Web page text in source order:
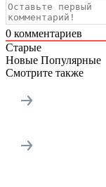
0 комментариев
Старые
Новые Популярные
Смотрите также